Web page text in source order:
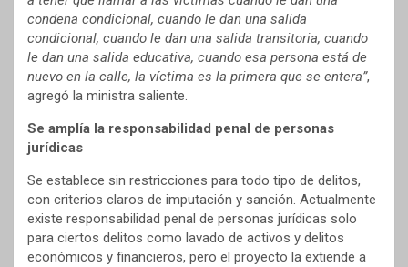
condena condicional, cuando le dan una salida
condicional, cuando le dan una salida transitoria, cuando
le dan una salida educativa, cuando esa persona está de
nuevo en la calle, la víctima es la primera que se entera”,
agregó la ministra saliente.
Se amplía la responsabilidad penal de personas
jurídicas
Se establece sin restricciones para todo tipo de delitos,
con criterios claros de imputación y sanción. Actualmente
existe responsabilidad penal de personas jurídicas solo
para ciertos delitos como lavado de activos y delitos
económicos y financieros, pero el proyecto la extiende a